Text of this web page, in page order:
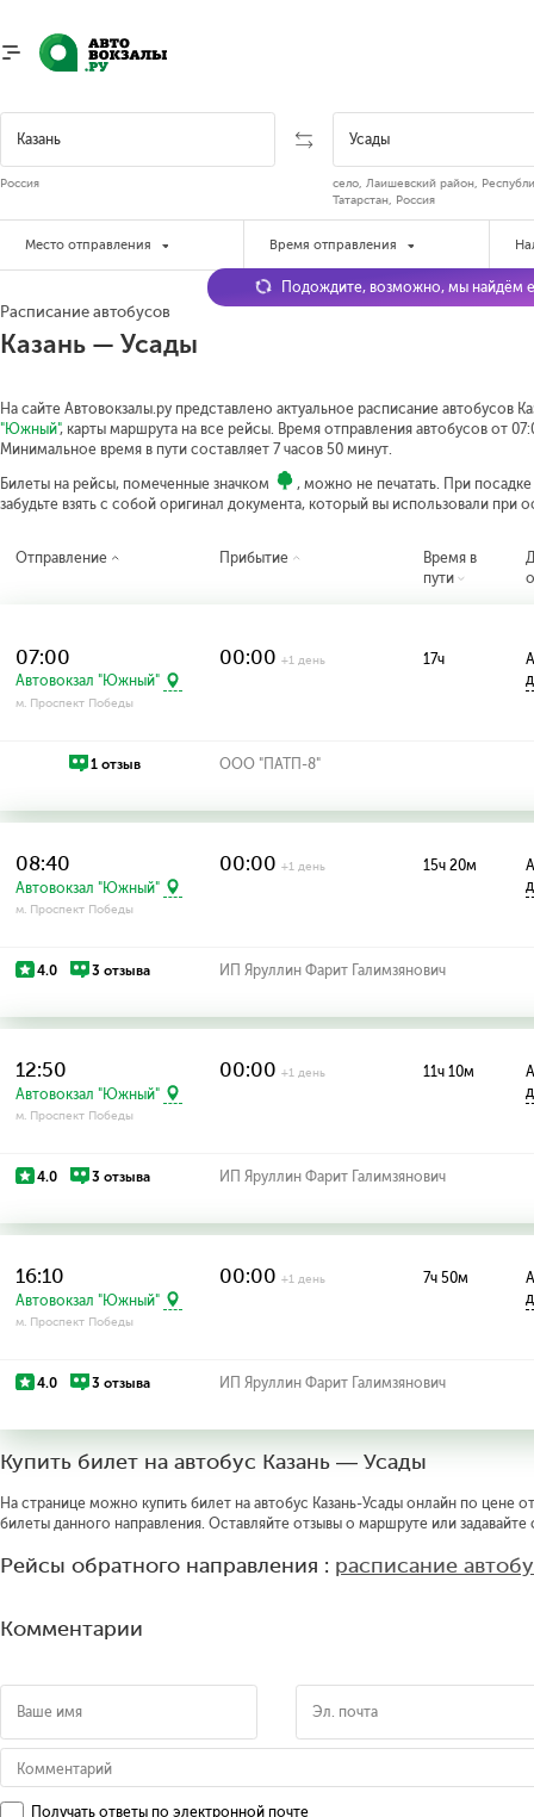
Россия
село, Лаишевский район,
Татарстан, Россия
Место отправления Время отправления
Расписание автобусов
Казань — Усады
На сайте Автовокзалы.ру представлено актуальное расписание автобусов
"Южный", карты маршрута на все рейсы. Время отправления автобусов от
Минимальное время в пути составляет 7 часов 50 минут.
Билеты на рейсы, помеченные значком
, можно не печатать. При
забудьте взять с собой оригинал документа, который вы использовали при
Подождите, возможно, мы найдём
Отправление Прибытие
Время в
пути
07:00
Автовокзал "Южный"
м. Проспект Победы
00:00+1 день 17ч
1 отзыв ООО "ПАТП-8"
08:40
Автовокзал "Южный"
м. Проспект Победы
00:00+1 день 15ч 20м
4.0 3 отзыва ИП Яруллин Фарит Галимзянович
12:50
Автовокзал "Южный"
м. Проспект Победы
00:00+1 день 11ч 10м
4.0 3 отзыва ИП Яруллин Фарит Галимзянович
16:10
Автовокзал "Южный"
м. Проспект Победы
00:00+1 день 7ч 50м
4.0 3 отзыва ИП Яруллин Фарит Галимзянович
Купить билет на автобус Казань — Усады
На странице можно купить билет на автобус Казань-Усады онлайн по цене
билеты данного направления. Оставляйте отзывы о маршруте или
Рейсы обратного направления : расписание
Комментарии
Получать ответы по электронной почте